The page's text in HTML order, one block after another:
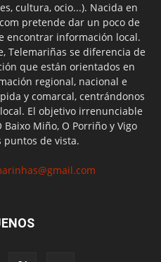
cultura, ocio...). Nacida en
pretende dar un poco de
encontrar información local.
Telemariñas se diferencia de
que están orientados en
regional, nacional e
y comarcal, centrándonos
El objetivo irrenunciable
Miño, O Porriño y Vigo
puntos de vista.